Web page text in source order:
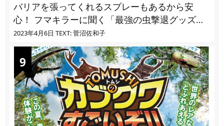
バリアを張ってくれるスプレーもあるから安
心！ フマキラーに聞く「最強の虫撃退グッズ
vol.4」【キャンプサイトで使う虫よけ】
2023年4月6日 TEXT: 菅沼佐和子